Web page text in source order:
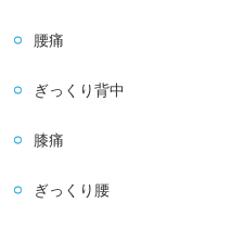
腰痛
ぎっくり背中
膝痛
ぎっくり腰